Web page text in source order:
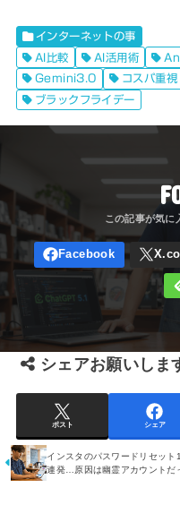
インターネットの事
AI比較
AI活用術
Gemini3.0
コスパ重視
ブラックフライデー
シェアお願いしま
ポスト シェア
インスタのパスワードリセット
連発…原因は幽霊アカウントだ